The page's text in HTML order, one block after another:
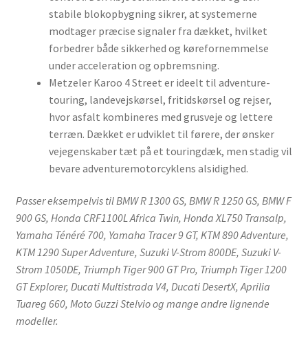
stabile blokopbygning sikrer, at systemerne
modtager præcise signaler fra dækket, hvilket
forbedrer både sikkerhed og kørefornemmelse
under acceleration og opbremsning.
Metzeler Karoo 4 Street er ideelt til adventure-
touring, landevejskørsel, fritidskørsel og rejser,
hvor asfalt kombineres med grusveje og lettere
terræn. Dækket er udviklet til førere, der ønsker
vejegenskaber tæt på et touringdæk, men stadig vil
bevare adventuremotorcyklens alsidighed.
Passer eksempelvis til BMW R 1300 GS, BMW R 1250 GS, BMW F
900 GS, Honda CRF1100L Africa Twin, Honda XL750 Transalp,
Yamaha Ténéré 700, Yamaha Tracer 9 GT, KTM 890 Adventure,
KTM 1290 Super Adventure, Suzuki V-Strom 800DE, Suzuki V-
Strom 1050DE, Triumph Tiger 900 GT Pro, Triumph Tiger 1200
GT Explorer, Ducati Multistrada V4, Ducati DesertX, Aprilia
Tuareg 660, Moto Guzzi Stelvio og mange andre lignende
modeller.